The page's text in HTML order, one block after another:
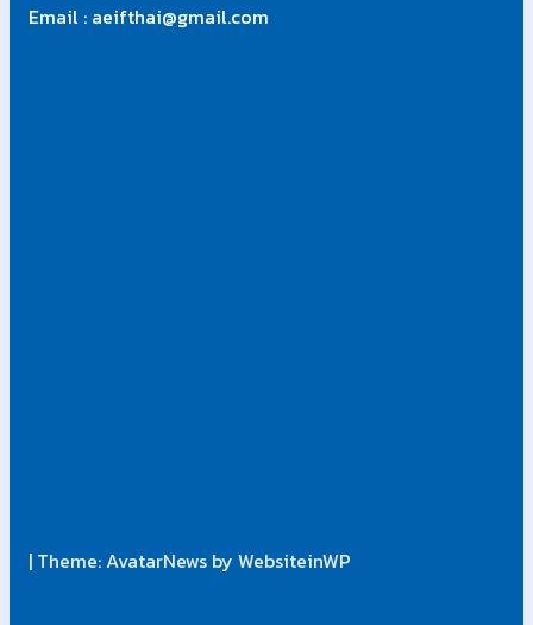
ทั
Email : aeifthai@gmail.com
| Theme: AvatarNews by WebsiteinWP